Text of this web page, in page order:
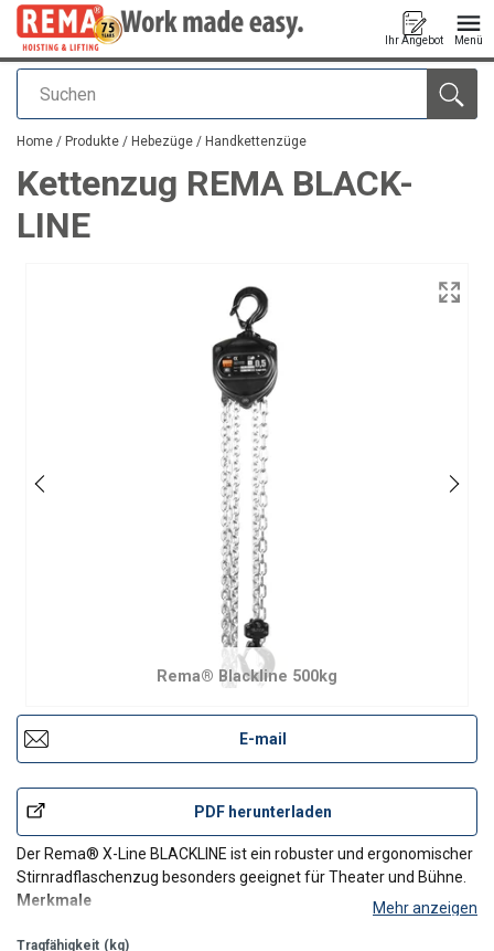
Suchen
Ihr Angebot Menü
Anfragen
Home / Produkte / Hebezüge / Handkettenzüge
Kettenzug REMA BLACK-
LINE
Rema® Blackline 500kg
E-mail
PDF herunterladen
Der Rema® X-Line BLACKLINE ist ein robuster und ergonomischer
Stirnradflaschenzug besonders geeignet für Theater und Bühne.
Merkmale
Übersetzung.
Mehr anzeigen
Tragfähigkeit (kg)